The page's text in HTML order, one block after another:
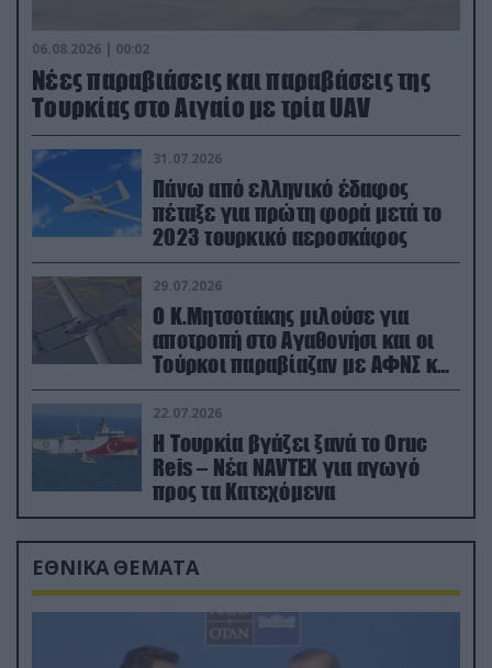
06.08.2026 | 00:02
Νέες παραβιάσεις και παραβάσεις της
Τουρκίας στο Αιγαίο με τρία UAV
31.07.2026
Πάνω από ελληνικό έδαφος
πέταξε για πρώτη φορά μετά το
2023 τουρκικό αεροσκάφος
29.07.2026
Ο Κ.Μητσοτάκης μιλούσε για
αποτροπή στο Αγαθονήσι και οι
Τούρκοι παραβίαζαν με ΑΦΝΣ και
drone
22.07.2026
Η Τουρκία βγάζει ξανά το Oruc
Reis – Νέα NAVTEX για αγωγό
προς τα Κατεχόμενα
ΕΘΝΙΚΑ ΘΕΜΑΤΑ